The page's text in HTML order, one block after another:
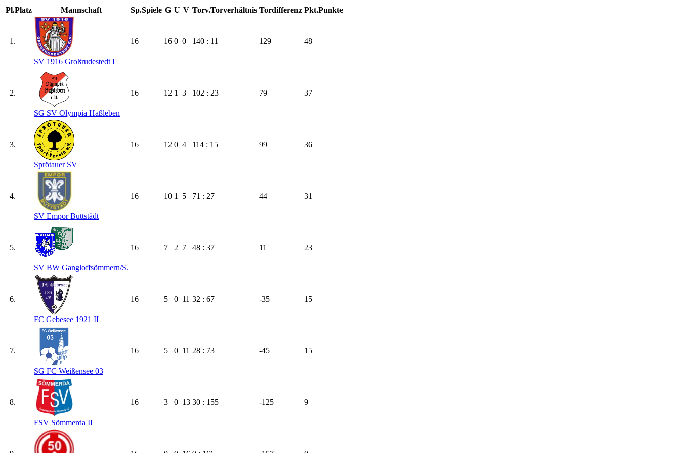
Pl.Platz Mannschaft Sp.Spiele G U V Torv.Torverhältnis Tordifferenz Pkt.Punkte
1.
SV 1916 Großrudestedt I
16 16 0 0 140 : 11 129 48
2.
SG SV Olympia Haßleben
16 12 1 3 102 : 23 79 37
3.
Sprötauer SV
16 12 0 4 114 : 15 99 36
4.
SV Empor Buttstädt
16 10 1 5 71 : 27 44 31
5.
SV BW Gangloffsömmern/​S.
16 7 2 7 48 : 37 11 23
6.
FC Gebesee 1921 II
16 5 0 11 32 : 67 -35 15
7.
SG FC Weißensee 03
16 5 0 11 28 : 73 -45 15
8.
FSV Sömmerda II
16 3 0 13 30 : 155 -125 9